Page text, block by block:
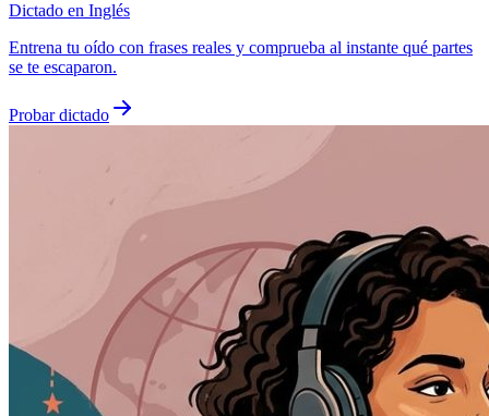
Dictado en Inglés
Entrena tu oído con frases reales y comprueba al instante qué partes
se te escaparon.
Probar dictado